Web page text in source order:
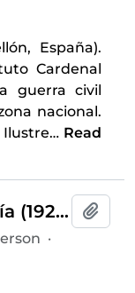
España).
Cardenal
guerra civil
nacional.
Ilustre… Read
Castán Vázquez, José María (1923-2017)
·